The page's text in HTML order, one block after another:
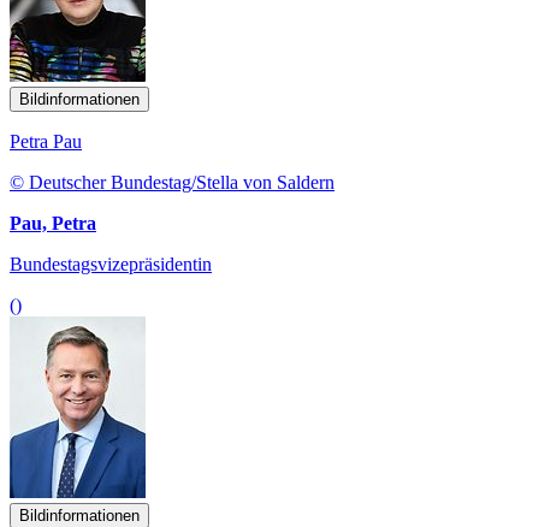
Bildinformationen
Petra Pau
© Deutscher Bundestag/Stella von Saldern
Pau, Petra
Bundestagsvizepräsidentin
()
Bildinformationen